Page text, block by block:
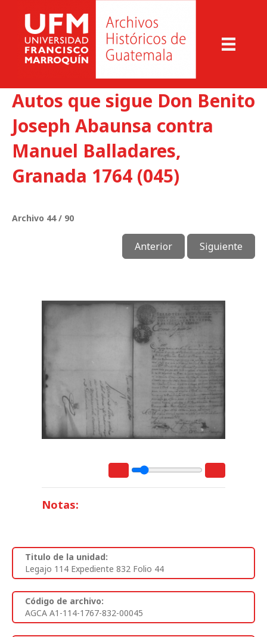
Autos que sigue Don Benito
Joseph Abaunsa contra
Manuel Balladares,
Granada 1764 (045)
Archivo 44 / 90
Anterior Siguiente
Notas:
Titulo de la unidad:
Legajo 114 Expediente 832 Folio 44
Código de archivo:
AGCA A1-114-1767-832-00045